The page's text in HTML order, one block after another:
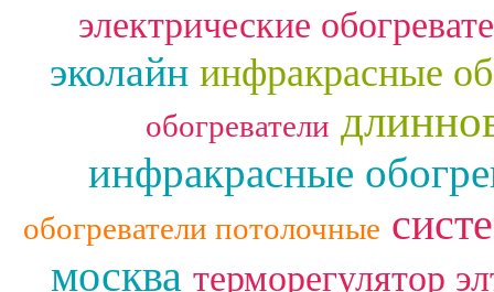
электрические
эколайн инфракрасные
обогреватели
инфракрасные
обогреватели потолочные
москва терморегулятор